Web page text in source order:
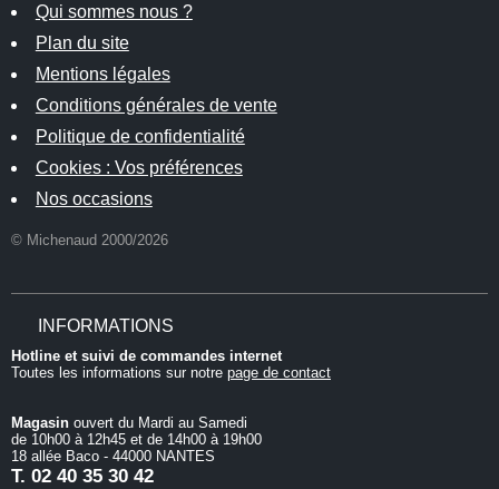
Qui sommes nous ?
Plan du site
Mentions légales
Conditions générales de vente
Politique de confidentialité
Cookies : Vos préférences
Nos occasions
© Michenaud 2000/2026
INFORMATIONS
Hotline et suivi de commandes internet
Toutes les informations sur notre page de contact
Magasin ouvert du Mardi au Samedi
de 10h00 à 12h45 et de 14h00 à 19h00
18 allée Baco - 44000 NANTES
T. 02 40 35 30 42